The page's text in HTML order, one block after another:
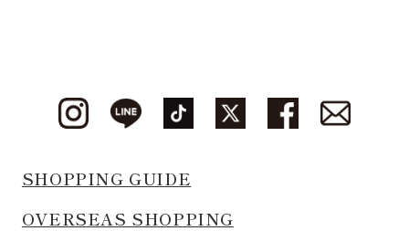
SHOPPING GUIDE
OVERSEAS SHOPPING